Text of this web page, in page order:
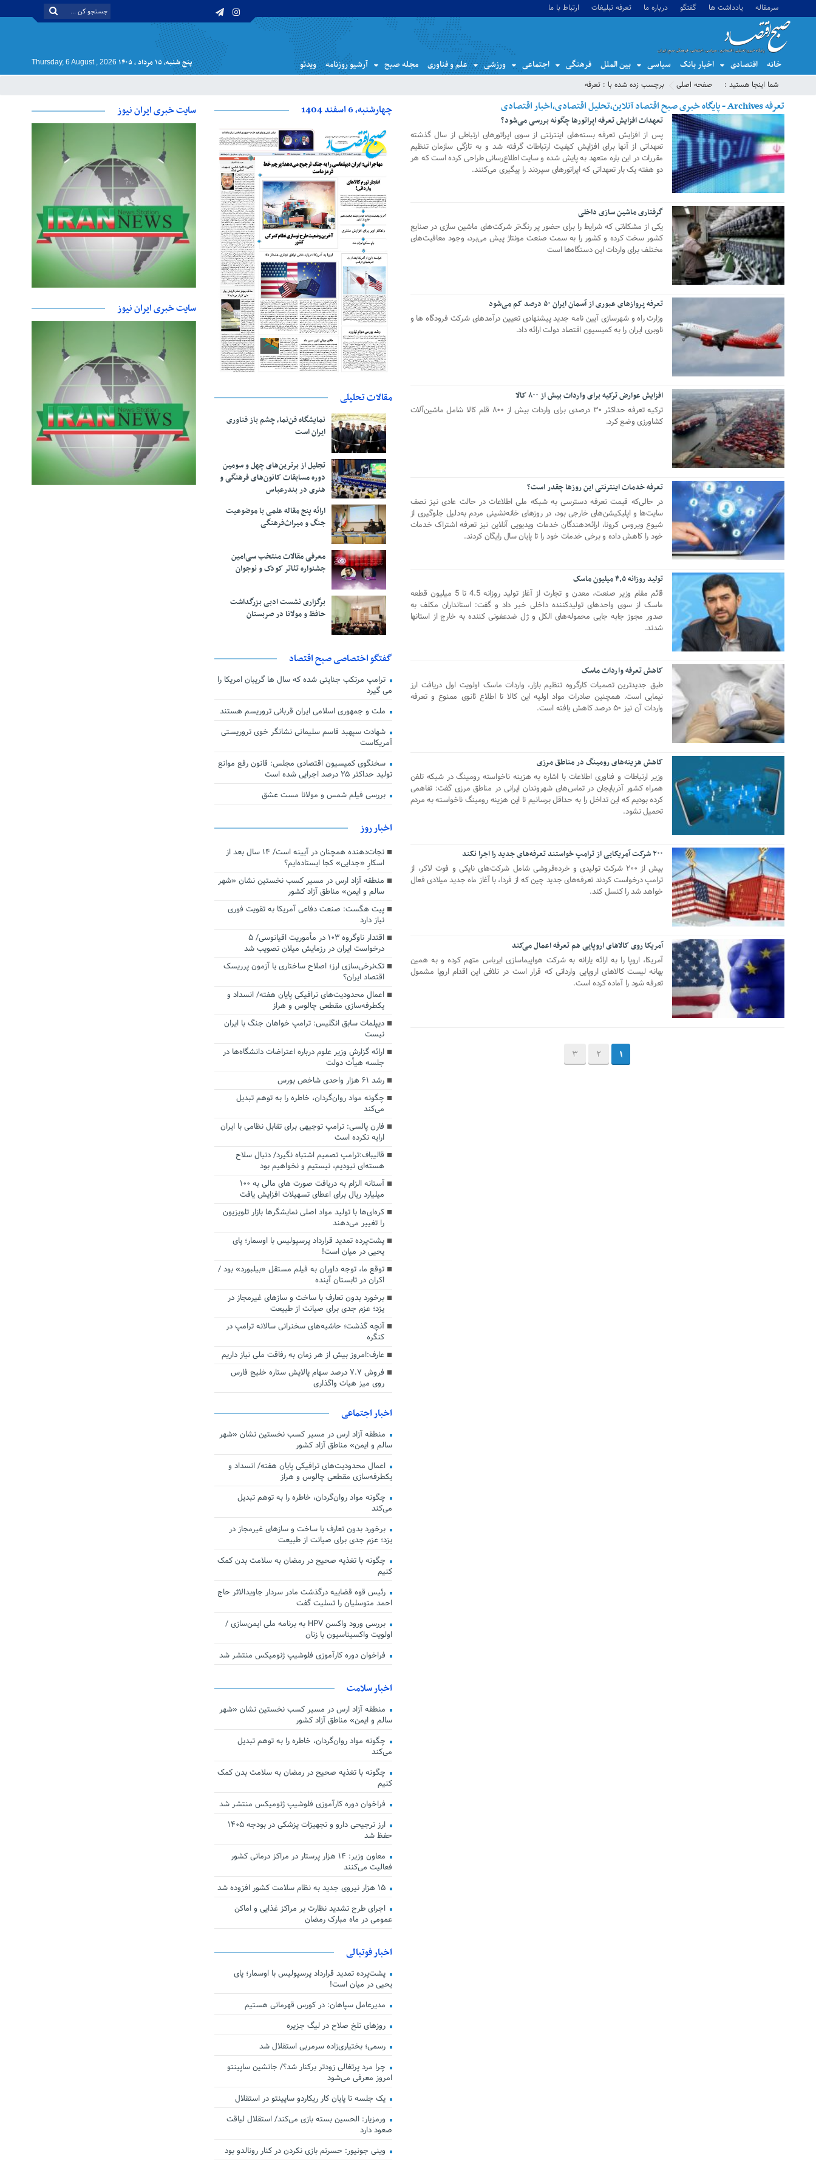
سرمقاله یادداشت ها گفتگو درباره ما تعرفه تبلیغات ارتباط با ما
خانه اقتصادی اخبار بانک سیاسی بین الملل فرهنگی اجتماعی ورزشی علم و فناوری مجله صبح آرشیو روزنامه ویدئو پنج شنبه, ۱۵ مرداد , ۱۴۰۵ Thursday, 6 August , 2026
شما اینجا هستید : صفحه اصلی برچسب زده شده با : تعرفه
تعرفه Archives - پایگاه خبری صبح اقتصاد آنلاین،تحلیل اقتصادی،اخبار اقتصادی
18 مه 2024
تعهدات افزایش تعرفه اپراتورها چگونه بررسی می‌شود؟
پس از افزایش تعرفه بسته‌های اینترنتی از سوی اپراتورهای ارتباطی از سال گذشته
تعهداتی از آنها برای افزایش کیفیت ارتباطات گرفته شد و به تازگی سازمان تنظیم
مقررات در این باره متعهد به پایش شده و سایت اطلاع‌رسانی طراحی کرده است که هر
دو هفته یک بار تعهداتی که اپراتورهای سپردند را پیگیری می‌کنند.
27 سپتامبر 2020
گرفتاری ماشین سازی داخلی
یکی از مشکلاتی که شرایط را برای حضور پر رنگ‌تر شرکت‌های ماشین سازی در صنایع
کشور سخت کرده و کشور را به سمت صنعت مونتاژ پیش می‌برد، وجود معافیت‌های
مختلف برای واردات این دستگاه‌ها است
تعرفه پروازهای عبوری از آسمان ایران ۵۰ درصد کم می‌شود
وزارت راه و شهرسازی آیین نامه جدید پیشنهادی تعیین درآمدهای شرکت فرودگاه ها و
ناوبری ایران را به کمیسیون اقتصاد دولت ارائه داد.
20 مه 2020
افزایش عوارض ترکیه برای واردات بیش از ۸۰۰ کالا
ترکیه تعرفه حداکثر ۳۰ درصدی برای واردات بیش از ۸۰۰ قلم کالا شامل ماشین‌آلات
کشاورزی وضع کرد.
03 مارس 2020
تعرفه خدمات اینترنتی این روزها چقدر است؟
در حالی‌که قیمت تعرفه دسترسی به شبکه ملی اطلاعات در حالت عادی نیز نصف
سایت‌ها و اپلیکیشن‌های خارجی بود، در روزهای خانه‌نشینی مردم به‌دلیل جلوگیری از
شیوع ویروس کرونا، ارائه‌دهندگان خدمات ویدیویی آنلاین نیز تعرفه اشتراک خدمات
خود را کاهش داده و برخی خدمات خود را تا پایان سال رایگان کردند.
تولید روزانه ۴٫۵ میلیون ماسک
قائم مقام وزیر صنعت، معدن و تجارت از آغاز تولید روزانه 4.5 تا 5 میلیون قطعه
ماسک از سوی واحدهای تولیدکننده داخلی خبر داد و گفت: استانداران مکلف به
صدور مجوز جابه جایی محموله‌های الکل و ژل ضدعفونی کننده به خارج از استانها
شدند.
26 فوریه 2020
کاهش تعرفه واردات ماسک
طبق جدیدترین تصمیات کارگروه تنظیم بازار، واردات ماسک اولویت اول دریافت ارز
نیمایی است. همچنین صادرات مواد اولیه این کالا تا اطلاع ثانوی ممنوع و تعرفه
واردات آن نیز ۵۰ درصد کاهش یافته است.
07 دسامبر 2019
کاهش هزینه‌های رومینگ در مناطق مرزی
وزیر ارتباطات و فناوری اطلاعات با اشاره به هزینه ناخواسته رومینگ در شبکه تلفن
همراه کشور آذربایجان در تماس‌های شهروندان ایرانی در مناطق مرزی گفت: تفاهمی
کرده بودیم که این تداخل را به حداقل برسانیم تا این هزینه رومینگ ناخواسته به مردم
تحمیل نشود.
31 آگوست 2019
۲۰۰ شرکت آمریکایی از ترامپ خواستند تعرفه‌های جدید را اجرا نکند
بیش از ۲۰۰ شرکت تولیدی و خرده‌فروشی شامل شرکت‌های نایکی و فوت لاکر، از
ترامپ درخواست کردند تعرفه‌های جدید چین که از فردا، با آغاز ماه جدید میلادی فعال
خواهد شد را کنسل کند.
03 جولای 2019
آمریکا روی کالاهای اروپایی هم تعرفه اعمال می‌کند
آمریکا،‌ اروپا را به ارائه یارانه به شرکت هواپیماسازی ایرباس متهم کرده و به همین
بهانه لیست کالاهای اروپایی وارداتی که قرار است در تلافی این اقدام اروپا مشمول
تعرفه شود را آماده کرده است.
1
2
3
چهارشنبه، 6 اسفند 1404
مقالات تحلیلی
نمایشگاه فن‌نما، چشم باز فناوری
ایران است
تجلیل از بر‌ترین‌های چهل و سومین
دوره مسابقات کانون‌های فرهنگی و
هنری در بندرعباس
ارائه پنج مقاله علمی با موضوعیت
جنگ و میراث‌فرهنگی
معرفی مقالات منتخب سی‌امین
جشنواره تئاتر کودک و نوجوان
برگزاری نشست ادبی بزرگداشت
حافظ و مولانا در صربستان
گفتگو اختصاصی صبح اقتصاد
ترامپ مرتکب جنایتی شده که سال ها گریبان امریکا را
می گیرد
ملت و جمهوری اسلامی ایران قربانی تروریسم هستند
شهادت سپهبد قاسم سلیمانی نشانگر خوی تروریستی
آمریکاست
سخنگوی کمیسیون اقتصادی مجلس: قانون رفع موانع
تولید حداکثر ۲۵ درصد اجرایی شده است
بررسی فیلم شمس و مولانا مست عشق
اخبار روز
نجات‌دهنده‌ همچنان در آیینه است/ ۱۴ سال بعد از
اسکارِ «جدایی» کجا ایستاده‌ایم؟
منطقه آزاد ارس در مسیر کسب نخستین نشان «شهر
سالم و ایمن» مناطق آزاد کشور
پیت هگست: صنعت دفاعی آمریکا به تقویت فوری
نیاز دارد
اقتدار ناوگروه ۱۰۳ در مأموریت‌ اقیانوسی/ ۵
درخواست ایران در رزمایش میلان تصویب شد
تک‌نرخی‌سازی ارز؛ اصلاح ساختاری یا آزمون پرریسک
اقتصاد ایران؟
اعمال محدودیت‌های ترافیکی پایان هفته/ انسداد و
یکطرفه‌سازی مقطعی چالوس و هراز
دیپلمات سابق انگلیس:‌ ترامپ خواهان جنگ با ایران
نیست
ارائه گزارش وزیر علوم درباره اعتراضات دانشگاه‌ها در
جلسه هیأت دولت
رشد ۶۱ هزار واحدی شاخص بورس
چگونه مواد روان‌گردان، خاطره را به توهم تبدیل
می‌کند
فارن پالسی: ترامپ توجیهی برای تقابل نظامی با ایران
ارایه نکرده است
قالیباف:ترامپ تصمیم اشتباه نگیرد/ دنبال سلاح
هسته‌ای نبودیم، نیستیم و نخواهیم بود
آستانه الزام به دریافت صورت های مالی به ۱۰۰
میلیارد ریال برای اعطای تسهیلات افزایش یافت
کره‌ای‌ها با تولید مواد اصلی نمایشگرها بازار تلویزیون
را تغییر می‌دهند
پشت‌پرده تمدید قرارداد پرسپولیس با اوسمار؛ پای
یحیی در میان است!
توقع ما، توجه داوران به فیلم مستقل «بیلبورد» بود /
اکران در تابستان آینده
برخورد بدون تعارف با ساخت‌ و سازهای غیرمجاز در
یزد؛ عزم جدی برای صیانت از طبیعت
آنچه گذشت؛ حاشیه‌های سخنرانی سالانه ترامپ در
کنگره
عارف:امروز بیش از هر زمان به رفاقت ملی نیاز داریم
فروش ۷.۷ درصد سهام پالایش ستاره خلیج فارس
روی میز هیات واگذاری
اخبار اجتماعی
منطقه آزاد ارس در مسیر کسب نخستین نشان «شهر
سالم و ایمن» مناطق آزاد کشور
اعمال محدودیت‌های ترافیکی پایان هفته/ انسداد و
یکطرفه‌سازی مقطعی چالوس و هراز
چگونه مواد روان‌گردان، خاطره را به توهم تبدیل
می‌کند
برخورد بدون تعارف با ساخت‌ و سازهای غیرمجاز در
یزد؛ عزم جدی برای صیانت از طبیعت
چگونه با تغذیه صحیح در رمضان به سلامت بدن کمک
کنیم
رئیس قوه قضاییه درگذشت مادر سردار جاویدالاثر حاج
احمد متوسلیان را تسلیت گفت
بررسی ورود واکسن HPV به برنامه ملی ایمن‌سازی /
اولویت واکسیناسیون با زنان
فراخوان دوره کارآموزی فلوشیپ ژنومیکس منتشر شد
اخبار سلامت
منطقه آزاد ارس در مسیر کسب نخستین نشان «شهر
سالم و ایمن» مناطق آزاد کشور
چگونه مواد روان‌گردان، خاطره را به توهم تبدیل
می‌کند
چگونه با تغذیه صحیح در رمضان به سلامت بدن کمک
کنیم
فراخوان دوره کارآموزی فلوشیپ ژنومیکس منتشر شد
ارز ترجیحی دارو و تجهیزات پزشکی در بودجه ۱۴۰۵
حفظ شد
معاون وزیر: ۱۴ هزار پرستار در مراکز درمانی کشور
فعالیت می‌کنند
۱۵ هزار نیروی جدید به نظام سلامت کشور افزوده شد
اجرای طرح تشدید نظارت بر مراکز غذایی و اماکن
عمومی در ماه مبارک رمضان
اخبار فوتبالی
پشت‌پرده تمدید قرارداد پرسپولیس با اوسمار؛ پای
یحیی در میان است!
مدیرعامل سپاهان: در کورس قهرمانی هستیم
روزهای تلخ صلاح در لیگ جزیره
رسمی؛ بختیاری‌زاده سرمربی استقلال شد
چرا مرد پرتغالی زودتر برکنار شد؟/ جانشین ساپینتو
امروز معرفی می‌شود
یک جلسه تا پایان کار ریکاردو ساپینتو در استقلال
ورمزیار: الحسین بسته بازی می‌کند/ استقلال لیاقت
صعود دارد
وینی جونیور: حسرتم بازی نکردن در کنار رونالدو بود
سایت خبری ایران نیوز
سایت خبری ایران نیوز